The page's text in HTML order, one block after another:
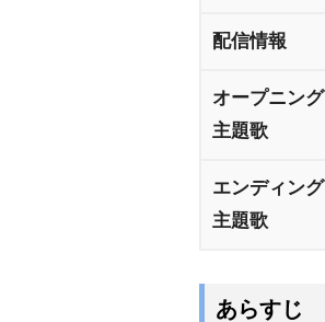
配信情報
オープニング
主題歌
エンディング
主題歌
あらすじ